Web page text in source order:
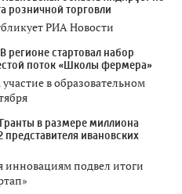
розничной торговли
РИА Новости
В регионе стартовал набор
поток «Школы фермера»
в образовательном
Гранты в размере миллиона
представителя ивановских
инновациям подвел итоги